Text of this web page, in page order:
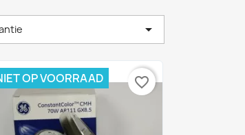

OP VOORRAAD favorite_border